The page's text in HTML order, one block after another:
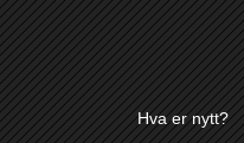
Hva er nytt?